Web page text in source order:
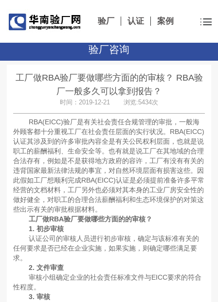
验厂 认证 案例
验厂咨询
工厂做RBA验厂要做哪些方面的的审核？ RBA验
厂一般多久可以拿到报告？
时间：2019-12-21 浏览:5434次
RBA(EICC)验厂是有关社会责任合规管理的审批，一般海
外顾客都十分重视工厂在社会责任层面的实行状况。RBA(EICC)
认证其涉及到的许多审批內容全是有关公民权利层面，也就是说
职工的薪酬福利、生命安全等。也有就是说工厂在其地域的合理
合法存有，例如是不是获得地方政府的容许，工厂有没有有关的
违背国家最新法律法规的事宜，对自然环境层面有损害这些。因
此假如工厂想顺利完成RBA(EICC)认证是必须提前准备许多平常
经营的文档材料，工厂另外也必须对其本身的工业厂房安全性的
做好健全，对职工的合理合法薪酬福利和生态环境保护的对策这
些出示有关的审批根据材料。
工厂做RBA验厂要做哪些方面的的审核？
1. 初步审核
认证公司的审核人员进行初步审核，确定与该标准有关的
任何要求是否已经在企业实施，如果实施，则确定哪些满足要
求。
2. 文件审查
审核小组确定企业的社会责任标准文件与EICC要求的符合
性程度。
3. 审核